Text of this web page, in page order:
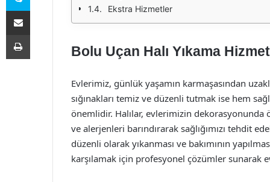
Ekstra Hizmetler
Bolu Uçan Halı Yıkama
Evlerimiz, günlük yaşamın karmaşasından
sığınakları temiz ve düzenli tutmak ise hem
önemlidir. Halılar, evlerimizin
ve alerjenleri barındırarak sağlığımızı tehdit
düzenli olarak yıkanması ve bakımının
karşılamak için profesyonel çözümler sunarak
E-Posta ile paylaş